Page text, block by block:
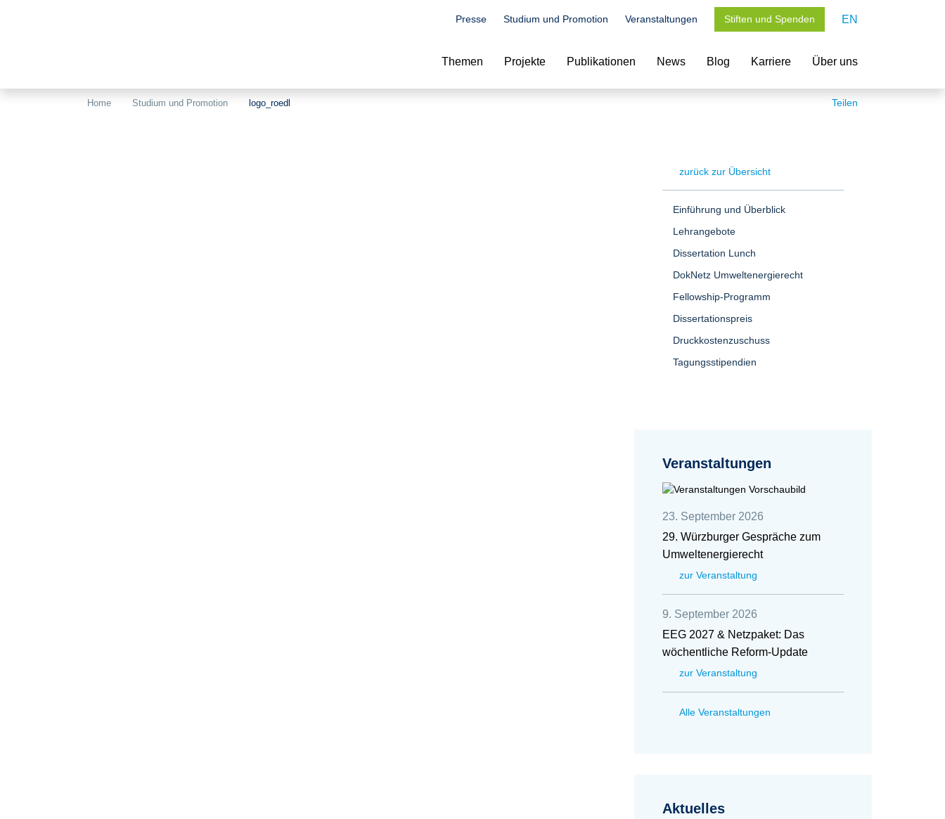
Presse Studium und Promotion Veranstaltungen Stiften und Spenden EN
Themen Projekte Publikationen News Blog Karriere Über uns
Home Studium und Promotion logo_roedl Teilen
zurück zur Übersicht
Einführung und Überblick
Lehrangebote
Dissertation Lunch
DokNetz Umweltenergierecht
Fellowship-Programm
Dissertationspreis
Druckkostenzuschuss
Tagungsstipendien
Veranstaltungen
23. September 2026
29. Würzburger Gespräche zum
Umweltenergierecht
zur Veranstaltung
9. September 2026
EEG 2027 & Netzpaket: Das
wöchentliche Reform-Update
zur Veranstaltung
Alle Veranstaltungen
Aktuelles